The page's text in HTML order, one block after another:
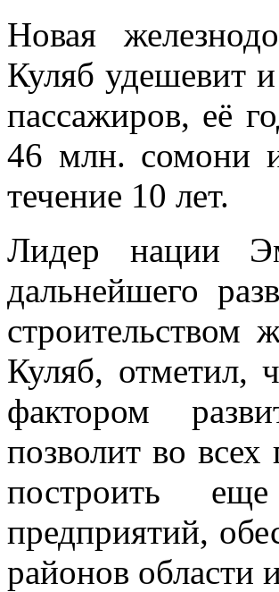
Новая
Куляб удешевит и
пассажиров, её
46 млн. сомони
течение 10 лет.
Лидер нации
дальнейшего
строительством
Куляб, отметил,
фактором
позволит во
построить
предприятий,
районов области